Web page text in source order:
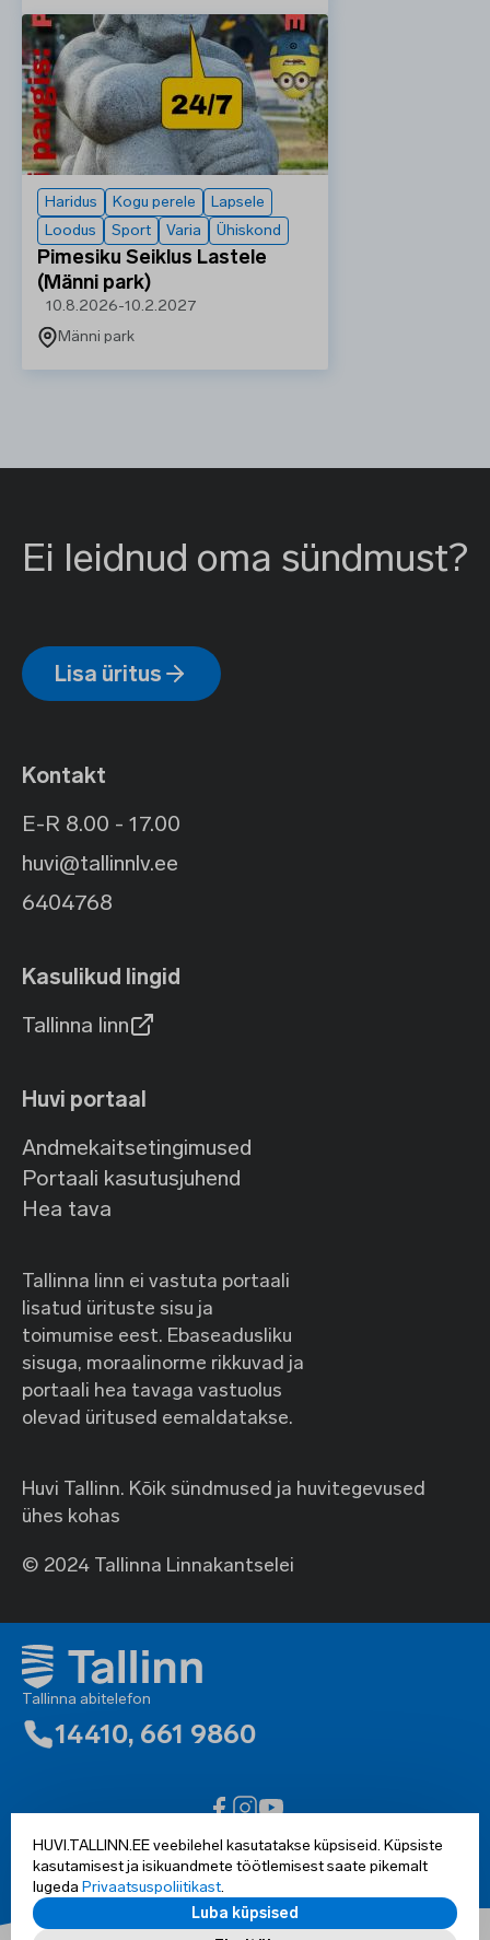
Haridus Kogu perele
Lapsele
Loodus
Sport Varia Ühiskond
Pimesiku Seiklus Lastele
(Männi park)
10.8.2026-10.2.2027
Männi park
Ei leidnud oma sündmust?
Lisa üritus
Kontakt
E-R 8.00 - 17.00
huvi@tallinnlv.ee
6404768
Kasulikud lingid
Tallinna linn
Huvi portaal
Andmekaitsetingimused
Portaali kasutusjuhend
Hea tava
Tallinna linn ei vastuta portaali
lisatud ürituste sisu ja
toimumise eest. Ebaseadusliku
sisuga, moraalinorme rikkuvad ja
portaali hea tavaga vastuolus
olevad üritused eemaldatakse.
Huvi Tallinn. Kõik sündmused ja huvitegevused
ühes kohas
© 2024 Tallinna Linnakantselei
Tallinna abitelefon
14410, 661 9860
Kõik õigused kaitsud © 2002-2025 Tallinn
HUVI.TALLINN.EE veebilehel kasutatakse küpsiseid. Küpsiste
kasutamisest ja isikuandmete töötlemisest saate pikemalt
lugeda Privaatsuspoliitikast.
Luba küpsised